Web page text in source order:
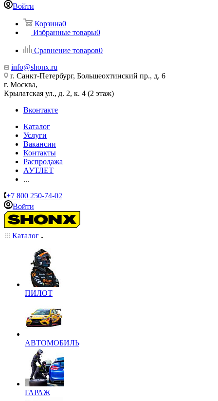
Войти
Корзина0
Избранные товары0
Сравнение товаров0
info@shonx.ru
г. Санкт-Петербург, Большеохтинский пр., д. 6
г. Москва,
Крылатская ул., д. 2, к. 4 (2 этаж)
Вконтакте
Каталог
Услуги
Вакансии
Контакты
Распродажа
АУТЛЕТ
...
+7 800 250-74-02
Войти
Каталог
ПИЛОТ
АВТОМОБИЛЬ
ГАРАЖ